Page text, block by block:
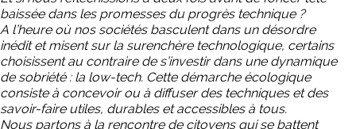
baissée dans les promesses du progrès technique ?
A l’heure où nos sociétés basculent dans un désordre
inédit et misent sur la surenchère technologique, certains
choisissent au contraire de s’investir dans une dynamique
de sobriété : la low-tech. Cette démarche écologique
consiste à concevoir ou à diffuser des techniques et des
savoir-faire utiles, durables et accessibles à tous.
Nous partons à la rencontre de citoyens qui se battent